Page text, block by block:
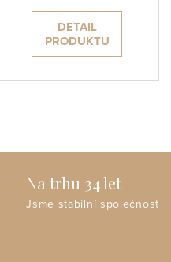
DETAIL
PRODUKTU
Na trhu 34 let
Jsme stabilní společnost